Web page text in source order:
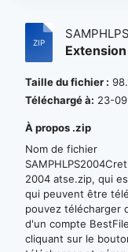
Taille du fichier :
Téléchargé à: 23-
À propos .zip
Nom de fichier
2004 atse.zip, qui
qui peuvent être
pouvez télécharger
d'un compte
cliquant sur le